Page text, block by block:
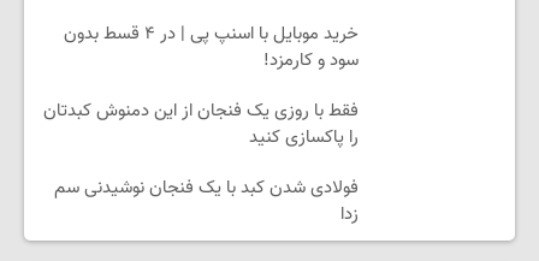
خرید موبایل با اسنپ پی | در ۴ قسط بدون
سود و کارمزد!
فقط با روزی یک فنجان از این دمنوش کبدتان
را پاکسازی کنید
فولادی شدن کبد با یک فنجان نوشیدنی سم
زدا